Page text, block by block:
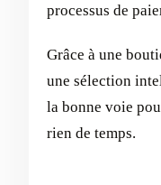
processus de
Grâce à une
une sélection
la bonne voie
rien de temps.